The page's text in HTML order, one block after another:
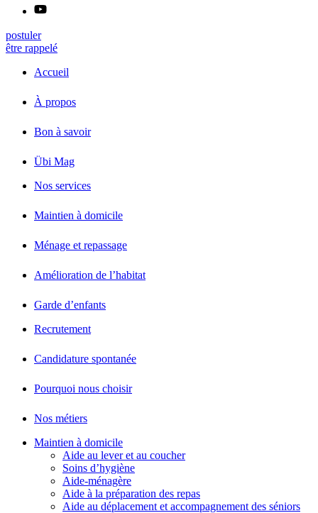
postuler
être rappelé
Accueil
À propos
Bon à savoir
Übi Mag
Nos services
Maintien à domicile
Ménage et repassage
Amélioration de l’habitat
Garde d’enfants
Recrutement
Candidature spontanée
Pourquoi nous choisir
Nos métiers
Maintien à domicile
Aide au lever et au coucher
Soins d’hygiène
Aide-ménagère
Aide à la préparation des repas
Aide au déplacement et accompagnement des séniors